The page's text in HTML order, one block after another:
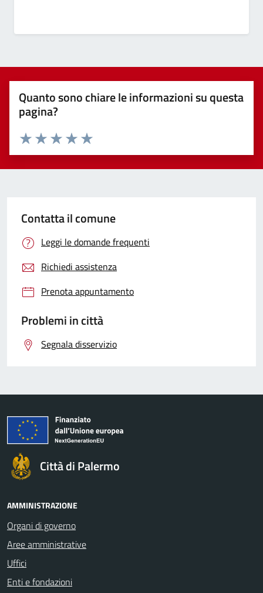
Quanto sono chiare le informazioni su questa
pagina?
Valuta 5 stelle su 5
Valuta 4 stelle su 5
Valuta 3 stelle su 5
Valuta 2 stelle su 5
Valuta 1 stelle su 5
Contatta il comune
Leggi le domande frequenti
Richiedi assistenza
Prenota appuntamento
Problemi in città
Segnala disservizio
Città di Palermo
AMMINISTRAZIONE
Organi di governo
Aree amministrative
Uffici
Enti e fondazioni